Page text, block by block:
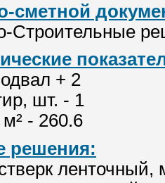
сметной
Строительные
+ 2
шт. - 1
- 260.6
решения:
ленточный,